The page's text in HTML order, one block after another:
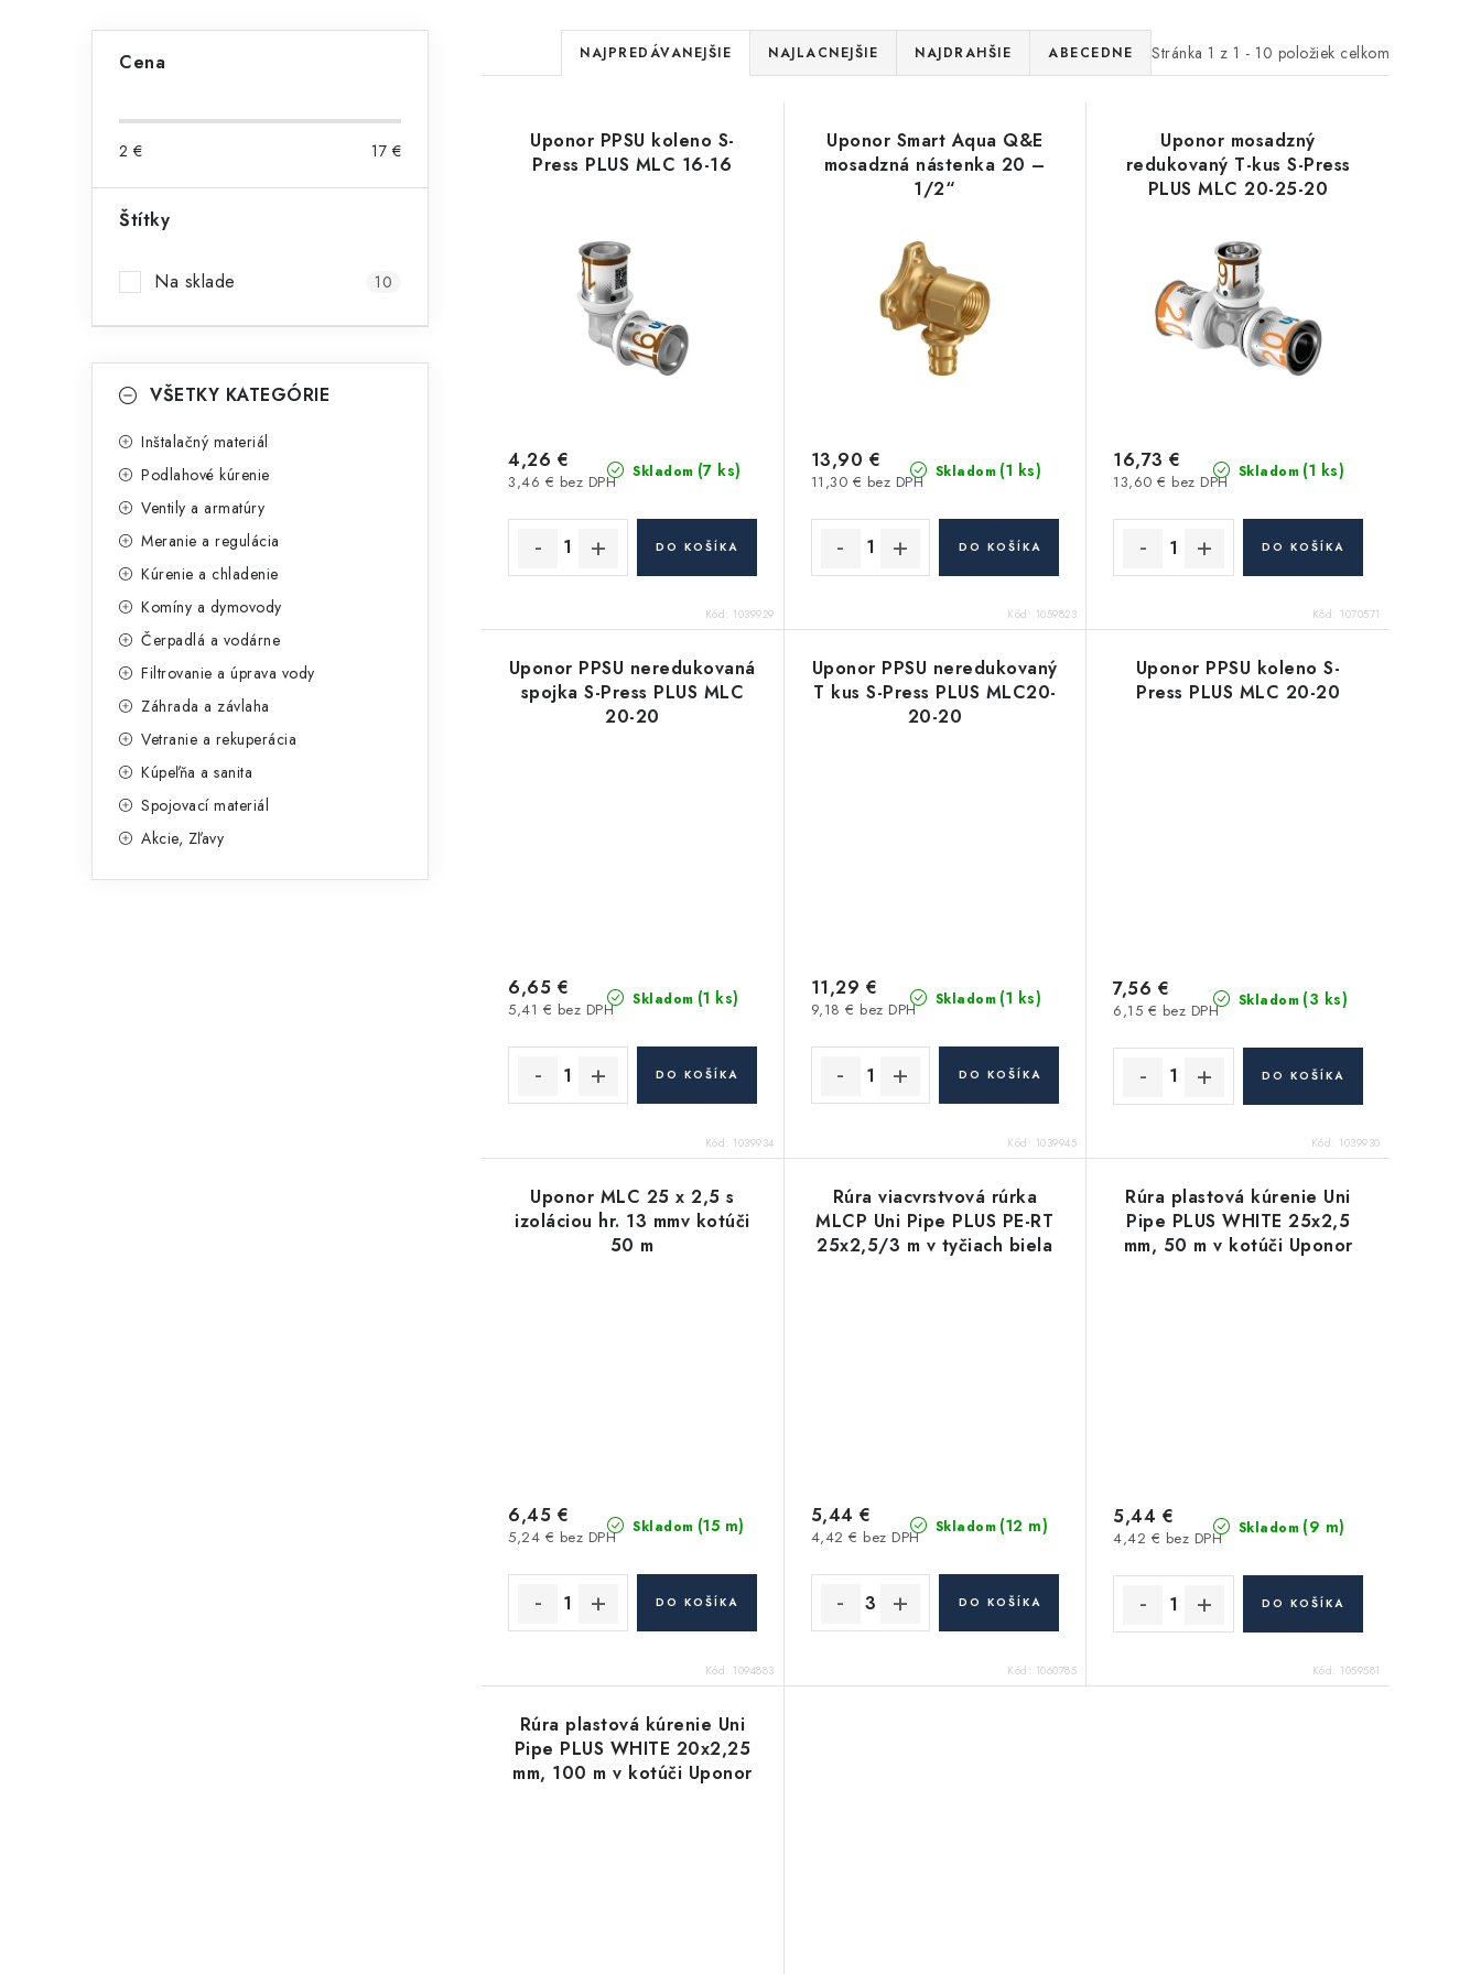
n
n
Cena
2 € 17 €
Štítky
Na sklade 10
kategórieVŠETKY KATEGÓRIE
Inštalačný materiál
Podlahové kúrenie
Ventily a armatúry
Meranie a regulácia
Kúrenie a chladenie
Komíny a dymovody
Čerpadlá a vodárne
Filtrovanie a úprava vody
Záhrada a závlaha
Vetranie a rekuperácia
Kúpeľňa a sanita
Spojovací materiál
Akcie, Zľavy
Stránka 1 z 1 - 10 položiek celkom
R
a
d
e
e
d
u
k
o
v
NAJPREDÁVANEJŠIE NAJLACNEJŠIE NAJDRAHŠIE ABECEDNE
o
Uponor PPSU koleno S-
Press PLUS MLC 16-16
Skladom (7 ks)
3,46 € bez DPH
4,26 €
DO KOŠÍKA
Kód: 1039929
Uponor Smart Aqua Q&E
mosadzná nástenka 20 –
1/2“
Skladom (1 ks)
11,30 € bez DPH
13,90 €
DO KOŠÍKA
Kód: 1059823
Uponor mosadzný
redukovaný T-kus S-Press
PLUS MLC 20-25-20
Skladom (1 ks)
13,60 € bez DPH
16,73 €
DO KOŠÍKA
Kód: 1070571
Uponor PPSU neredukovaná
spojka S-Press PLUS MLC
20-20
Skladom (1 ks)
5,41 € bez DPH
6,65 €
DO KOŠÍKA
Kód: 1039934
Uponor PPSU neredukovaný
T kus S-Press PLUS MLC20-
20-20
Skladom (1 ks)
9,18 € bez DPH
11,29 €
DO KOŠÍKA
Kód: 1039945
Uponor PPSU koleno S-
Press PLUS MLC 20-20
Skladom (3 ks)
6,15 € bez DPH
7,56 €
DO KOŠÍKA
Kód: 1039930
Uponor MLC 25 x 2,5 s
izoláciou hr. 13 mmv kotúči
50 m
Skladom (15 m)
5,24 € bez DPH
6,45 €
DO KOŠÍKA
Kód: 1094883
Rúra viacvrstvová rúrka
MLCP Uni Pipe PLUS PE-RT
25x2,5/3 m v tyčiach biela
Skladom (12 m)
4,42 € bez DPH
5,44 €
DO KOŠÍKA
Kód: 1060785
Rúra plastová kúrenie Uni
Pipe PLUS WHITE 25x2,5
mm, 50 m v kotúči Uponor
Skladom (9 m)
4,42 € bez DPH
5,44 €
DO KOŠÍKA
Kód: 1059581
Rúra plastová kúrenie Uni
Pipe PLUS WHITE 20x2,25
mm, 100 m v kotúči Uponor